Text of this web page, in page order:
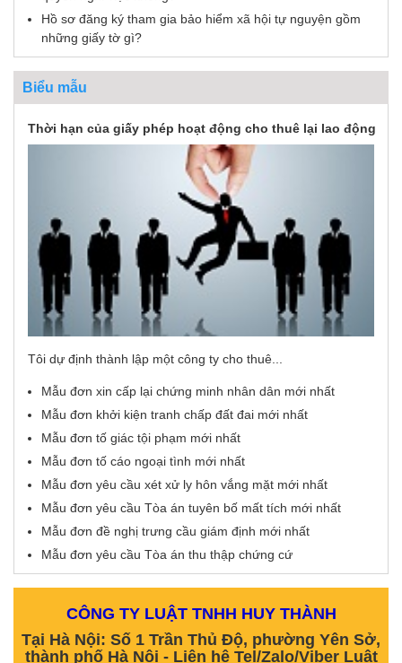
Hồ sơ đăng ký tham gia bảo hiểm xã hội tự nguyện gồm
những giấy tờ gì?
Biểu mẫu
Thời hạn của giấy phép hoạt động cho thuê lại lao động
Tôi dự định thành lập một công ty cho thuê...
Mẫu đơn xin cấp lại chứng minh nhân dân mới nhất
Mẫu đơn khởi kiện tranh chấp đất đai mới nhất
Mẫu đơn tố giác tội phạm mới nhất
Mẫu đơn tố cáo ngoại tình mới nhất
Mẫu đơn yêu cầu xét xử ly hôn vắng mặt mới nhất
Mẫu đơn yêu cầu Tòa án tuyên bố mất tích mới nhất
Mẫu đơn đề nghị trưng cầu giám định mới nhất
Mẫu đơn yêu cầu Tòa án thu thập chứng cứ
CÔNG TY LUẬT TNHH HUY THÀNH
Tại Hà Nội: Số 1 Trần Thủ Độ, phường Yên Sở,
thành phố Hà Nội - Liên hệ Tel/Zalo/Viber Luật